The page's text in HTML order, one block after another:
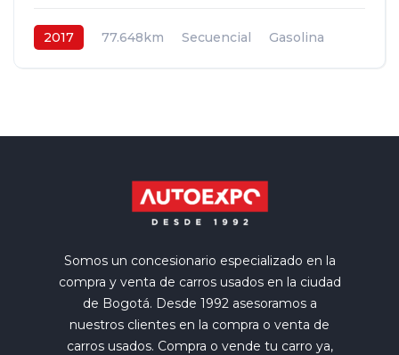
2017 77.648km Secuencial
Gasolina
Somos un concesionario especializado en la
compra y venta de carros usados en la ciudad
de Bogotá. Desde 1992 asesoramos a
nuestros clientes en la compra o venta de
carros usados. Compra o vende tu carro ya,